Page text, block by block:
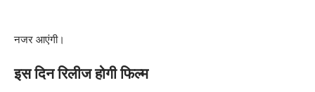
नजर आएंगी।
इस दिन रिलीज होगी फिल्म